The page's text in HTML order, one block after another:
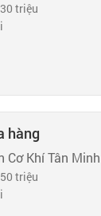
triệu
hàng
Cơ Khí Tân Minh
triệu